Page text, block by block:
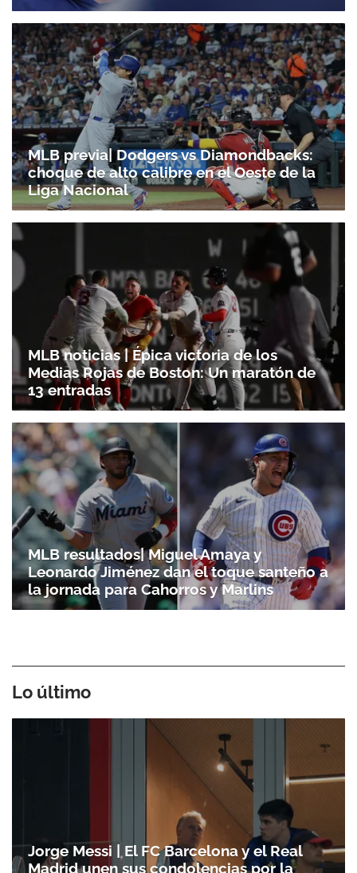
MLB previa| Dodgers vs Diamondbacks:
choque de alto calibre en el Oeste de la
Liga Nacional
MLB noticias | Épica victoria de los
Medias Rojas de Boston: Un maratón de
13 entradas
MLB resultados| Miguel Amaya y
Leonardo Jiménez dan el toque santeño a
la jornada para Cahorros y Marlins
Lo último
Jorge Messi | El FC Barcelona y el Real
Madrid unen sus condolencias por la